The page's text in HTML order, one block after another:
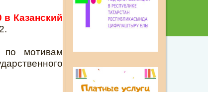
в Казанский
по мотивам